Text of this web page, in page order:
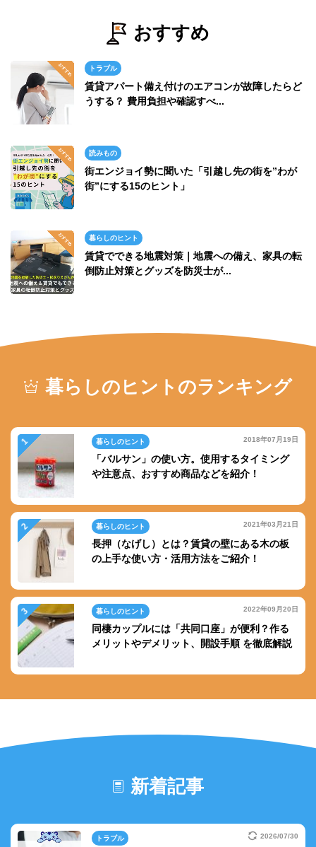
おすすめ
トラブル
賃貸アパート備え付けのエアコンが故障したらど
うする？ 費用負担や確認すべ...
読みもの
街エンジョイ勢に聞いた「引越し先の街を”わが
街”にする15のヒント」
暮らしのヒント
賃貸でできる地震対策｜地震への備え、家具の転
倒防止対策とグッズを防災士が...
暮らしのヒントのランキング
暮らしのヒント 2018年07月19日
「バルサン」の使い方。使用するタイミング
や注意点、おすすめ商品などを紹介！
暮らしのヒント 2021年03月21日
長押（なげし）とは？賃貸の壁にある木の板
の上手な使い方・活用方法をご紹介！
暮らしのヒント 2022年09月20日
同棲カップルには「共同口座」が便利？作る
メリットやデメリット、開設手順 を徹底解説
新着記事
トラブル 2026/07/30